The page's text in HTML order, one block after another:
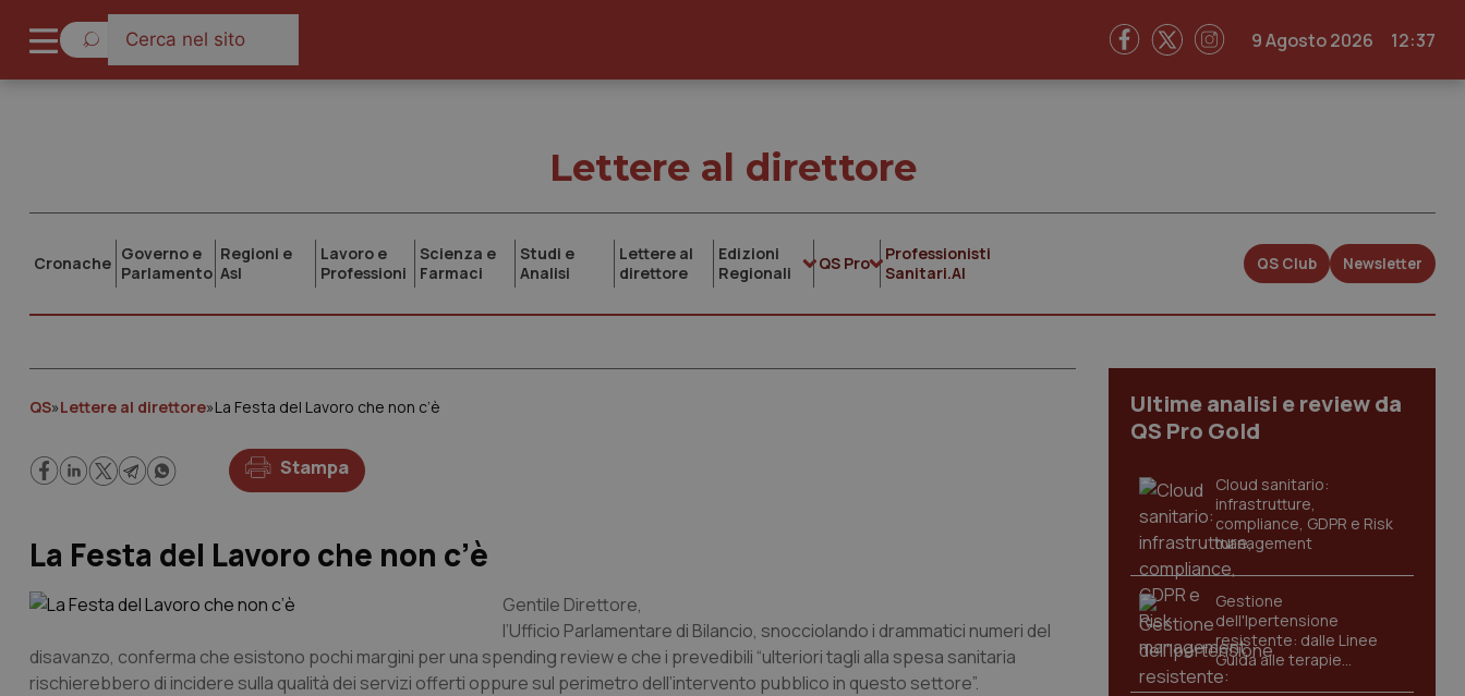
9 Agosto 2026 12:37
Lettere al direttore
Cronache Governo e
Parlamento
Regioni e
Asl
Lavoro e
Professioni
Scienza e
Farmaci
Studi e
Analisi
Lettere al
direttore
Edizioni
Regionali
QS Pro
Professionisti
Sanitari.AI
QS Club Newsletter
QS»Lettere al direttore»La Festa del Lavoro che non c’è
Stampa
La Festa del Lavoro che non c’è
Gentile Direttore,
l’Ufficio Parlamentare di Bilancio, snocciolando i drammatici numeri del
disavanzo, conferma che esistono pochi margini per una spending review e che i prevedibili “ulteriori tagli alla spesa sanitaria
rischierebbero di incidere sulla qualità dei servizi offerti oppure sul perimetro dell’intervento pubblico in questo settore”.
Ultime analisi e review da
QS Pro Gold
Cloud sanitario:
infrastrutture,
compliance, GDPR e Risk
management
Gestione
dell'Ipertensione
resistente: dalle Linee
Guida alle terapie
innovative